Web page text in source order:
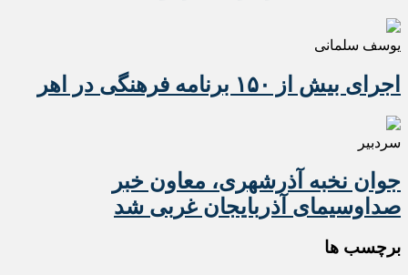
یوسف سلمانی
اجرای بیش از ۱۵۰ برنامه فرهنگی در اهر
سردبیر
جوان نخبه آذرشهری، معاون خبر
صداوسیمای آذربایجان غربی شد
برچسب ها